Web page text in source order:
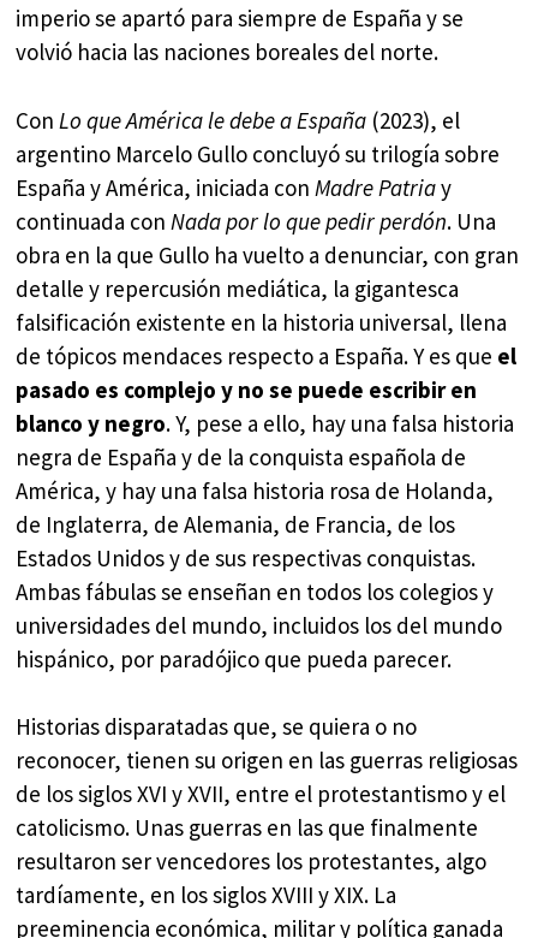
imperio se apartó para siempre de España y se
volvió hacia las naciones boreales del norte.
Con Lo que América le debe a España (2023), el
argentino Marcelo Gullo concluyó su trilogía sobre
España y América, iniciada con Madre Patriay
continuada con Nada por lo que pedir perdón. Una
obra en la que Gullo ha vuelto a denunciar, con gran
detalle y repercusión mediática, la gigantesca
falsificación existente en la historia universal, llena
de tópicos mendaces respecto a España. Y es que el
pasado es complejo y no se puede escribir en
blanco y negro. Y, pese a ello, hay una falsa historia
negra de España y de la conquista española de
América, y hay una falsa historia rosa de Holanda,
de Inglaterra, de Alemania, de Francia, de los
Estados Unidos y de sus respectivas conquistas.
Ambas fábulas se enseñan en todos los colegios y
universidades del mundo, incluidos los del mundo
hispánico, por paradójico que pueda parecer.
Historias disparatadas que, se quiera o no
reconocer, tienen su origen en las guerras religiosas
de los siglos XVI y XVII, entre el protestantismo y el
catolicismo. Unas guerras en las que finalmente
resultaron ser vencedores los protestantes, algo
tardíamente, en los siglos XVIII y XIX. La
preeminencia económica, militar y política ganada